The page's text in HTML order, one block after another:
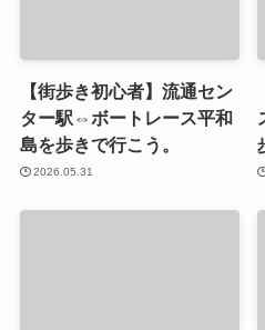
【街歩き初心者】流通セン
ター駅⇔ボートレース平和
島を歩きで行こう。
2026.05.31